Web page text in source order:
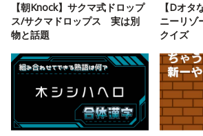
【朝Knock】サクマ式ドロップ
ス/サクマドロップス 実は別
物と話題
【Dオ
ニーリゾ
クイズ